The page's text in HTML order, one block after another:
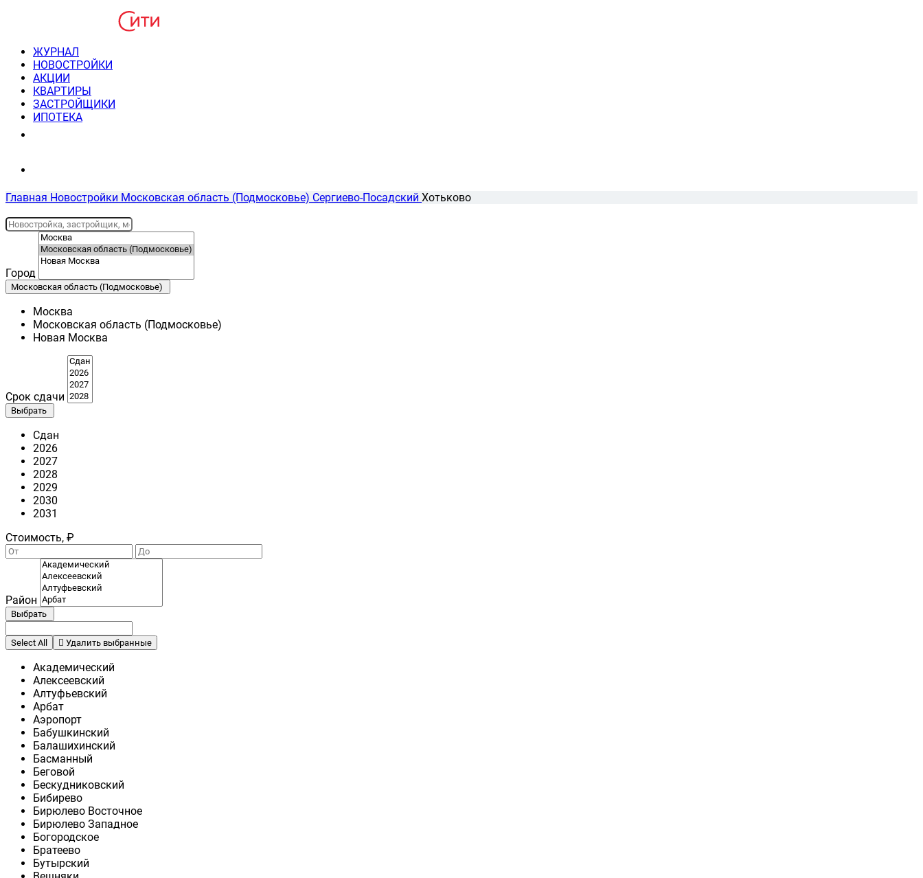
ЖУРНАЛ
НОВОСТРОЙКИ
АКЦИИ
КВАРТИРЫ
ЗАСТРОЙЩИКИ
ИПОТЕКА
Главная Новостройки Московская область (Подмосковье) Сергиево-Посадский Хотьково
Город
Московская область (Подмосковье)
Москва
Московская область (Подмосковье)
Новая Москва
Срок сдачи
Выбрать
Сдан
2026
2027
2028
2029
2030
2031
Стоимость, ₽
Район
Выбрать
Select All Удалить выбранные
Академический
Алексеевский
Алтуфьевский
Арбат
Аэропорт
Бабушкинский
Балашихинский
Басманный
Беговой
Бескудниковский
Бибирево
Бирюлево Восточное
Бирюлево Западное
Богородское
Братеево
Бутырский